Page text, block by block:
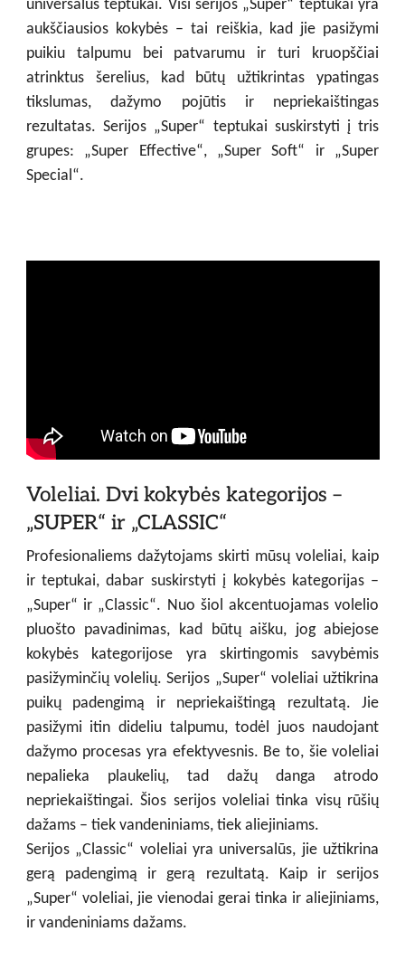
aukščiausios kokybės – tai reiškia, kad jie pasižymi
puikiu talpumu bei patvarumu ir turi kruopščiai
atrinktus šerelius, kad būtų užtikrintas ypatingas
tikslumas, dažymo pojūtis ir nepriekaištingas
rezultatas. Serijos „Super“ teptukai suskirstyti į tris
grupes: „Super Effective“, „Super Soft“ ir „Super
Special“.
Voleliai. Dvi kokybės kategorijos –
„SUPER“ ir „CLASSIC“
Profesionaliems dažytojams skirti mūsų voleliai, kaip
ir teptukai, dabar suskirstyti į kokybės kategorijas –
„Super“ ir „Classic“. Nuo šiol akcentuojamas volelio
pluošto pavadinimas, kad būtų aišku, jog abiejose
kokybės kategorijose yra skirtingomis savybėmis
pasižyminčių volelių. Serijos „Super“ voleliai užtikrina
puikų padengimą ir nepriekaištingą rezultatą. Jie
pasižymi itin dideliu talpumu, todėl juos naudojant
dažymo procesas yra efektyvesnis. Be to, šie voleliai
nepalieka plaukelių, tad dažų danga atrodo
nepriekaištingai. Šios serijos voleliai tinka visų rūšių
dažams – tiek vandeniniams, tiek aliejiniams.
Serijos „Classic“ voleliai yra universalūs, jie užtikrina
gerą padengimą ir gerą rezultatą. Kaip ir serijos
„Super“ voleliai, jie vienodai gerai tinka ir aliejiniams,
ir vandeniniams dažams.